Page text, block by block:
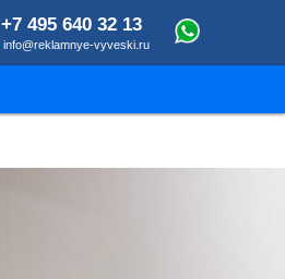
+7 495 640 32 13
info@reklamnye-vyveski.ru